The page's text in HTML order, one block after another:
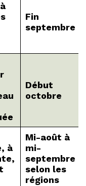
Fin
septembre
Début
octobre
à
Mi-août à
mi-
septembre
selon les
régions